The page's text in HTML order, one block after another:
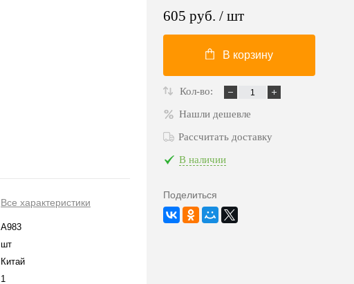
Все характеристики
A983
шт
Китай
1
605 руб. / шт
В корзину
Кол-во:
Нашли дешевле
Рассчитать доставку
В наличии
Поделиться